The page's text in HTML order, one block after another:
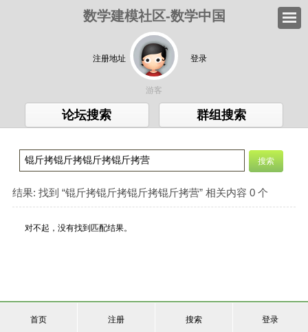
数学建模社区-数学中国
注册地址 登录
游客
论坛搜索 群组搜索
结果: 找到 “锟斤拷锟斤拷锟斤拷锟斤拷营” 相关内容 0 个
对不起，没有找到匹配结果。
首页 注册 搜索 登录